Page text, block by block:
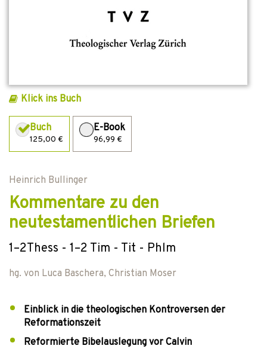
Klick ins Buch
Buch
125,00 €
E-Book
96,99 €
Heinrich Bullinger
Kommentare zu den
neutestamentlichen Briefen
1–2Thess - 1–2 Tim - Tit - Phlm
hg. von Luca Baschera, Christian Moser
Einblick in die theologischen Kontroversen der
Reformationszeit
Reformierte Bibelauslegung vor Calvin